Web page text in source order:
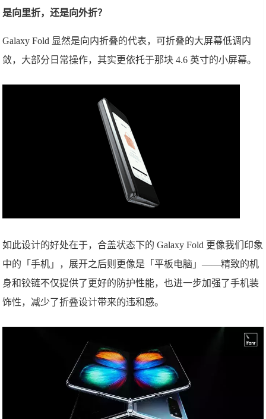
是向里折，还是向外折？
Galaxy Fold 显然是向内折叠的代表，可折叠的大屏幕低调内
敛，大部分日常操作，其实更依托于那块 4.6 英寸的小屏幕。
如此设计的好处在于，合盖状态下的 Galaxy Fold 更像我们印象
中的「手机」，展开之后则更像是「平板电脑」——精致的机
身和铰链不仅提供了更好的防护性能，也进一步加强了手机装
饰性，减少了折叠设计带来的违和感。